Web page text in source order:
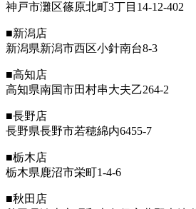
神戸市灘区篠原北町3丁目14-12-402
■新潟店
新潟県新潟市西区小針南台8-3
■高知店
高知県南国市田村串大夫乙264-2
■長野店
長野県長野市若穂綿内6455-7
■栃木店
栃木県鹿沼市栄町1-4-6
■秋田店